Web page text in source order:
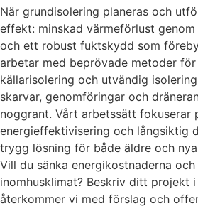
När grundisolering planeras och
effekt: minskad värmeförlust
och ett robust fuktskydd som
arbetar med beprövade metoder
källarisolering och utvändig
skarvar, genomföringar och
noggrant. Vårt arbetssätt fokuserar
energieffektivisering och långsiktig
trygg lösning för både äldre och
Vill du sänka energikostnaderna
inomhusklimat? Beskriv ditt projekt
återkommer vi med förslag och